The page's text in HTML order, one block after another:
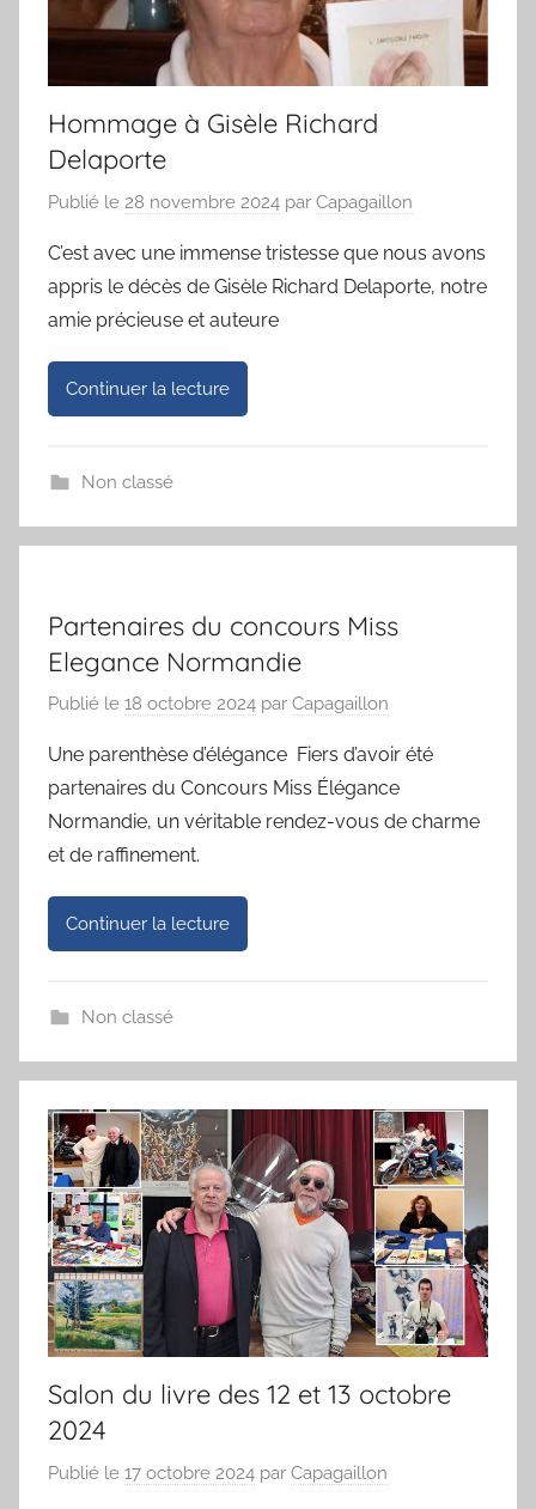
Hommage à Gisèle Richard
Delaporte
Publié le 28 novembre 2024 par Capagaillon
C’est avec une immense tristesse que nous avons
appris le décès de Gisèle Richard Delaporte, notre
amie précieuse et auteure
Continuer la lecture
Non classé
Partenaires du concours Miss
Elegance Normandie
Publié le 18 octobre 2024 par Capagaillon
Une parenthèse d’élégance Fiers d’avoir été
partenaires du Concours Miss Élégance
Normandie, un véritable rendez-vous de charme
et de raffinement.
Continuer la lecture
Non classé
Salon du livre des 12 et 13 octobre
2024
Publié le 17 octobre 2024 par Capagaillon